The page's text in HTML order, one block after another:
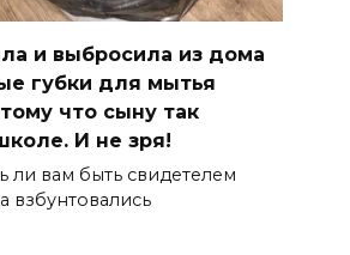
и выбросила из дома
губки для мытья
что сыну так
И не зря!
ли вам быть свидетелем
взбунтовались